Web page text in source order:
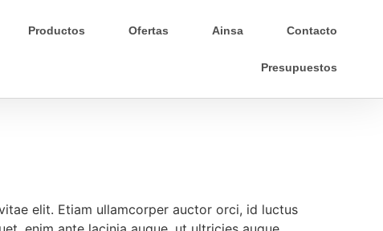
Productos Ofertas Ainsa Contacto
Presupuestos
elit. Etiam ullamcorper auctor orci, id luctus